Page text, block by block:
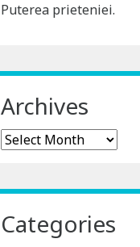
Puterea prieteniei.
Archives
Archives
Categories